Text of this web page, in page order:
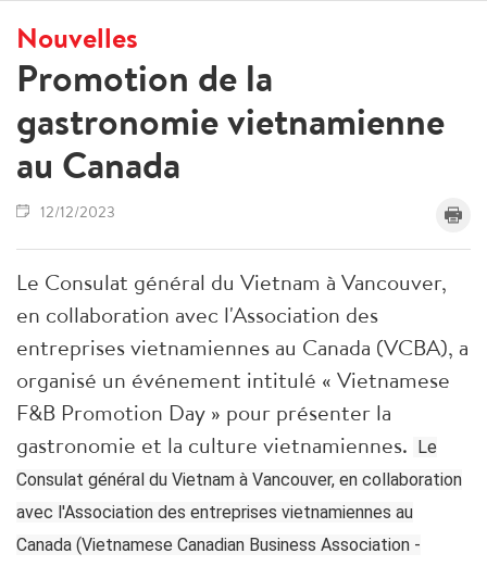
Nouvelles
Promotion de la
gastronomie vietnamienne
au Canada
12/12/2023
Le Consulat général du Vietnam à Vancouver,
en collaboration avec l'Association des
entreprises vietnamiennes au Canada (VCBA), a
organisé un événement intitulé « Vietnamese
F&B Promotion Day » pour présenter la
gastronomie et la culture vietnamiennes. Le
Consulat général du Vietnam à Vancouver, en collaboration
avec l'Association des entreprises vietnamiennes au
Canada (Vietnamese Canadian Business Association -